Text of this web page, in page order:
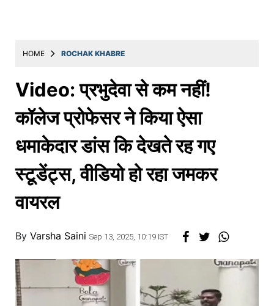
मराठी
मनोरंजन
स्पोर्ट्स
बिझनेस
लाईफस्टाईल
टेक्नोलॉजी
ट्रॅव्हल
खाना
HOME ROCHAK KHABRE
Video: प्रभुदेवा से कम नहीं!
कॉलेज प्रोफेसर ने किया ऐसा
धमाकेदार डांस कि देखते रह गए
स्टूडेंट्स, वीडियो हो रहा जमकर
वायरल
By Varsha Saini Sep 13, 2025, 10:19 IST